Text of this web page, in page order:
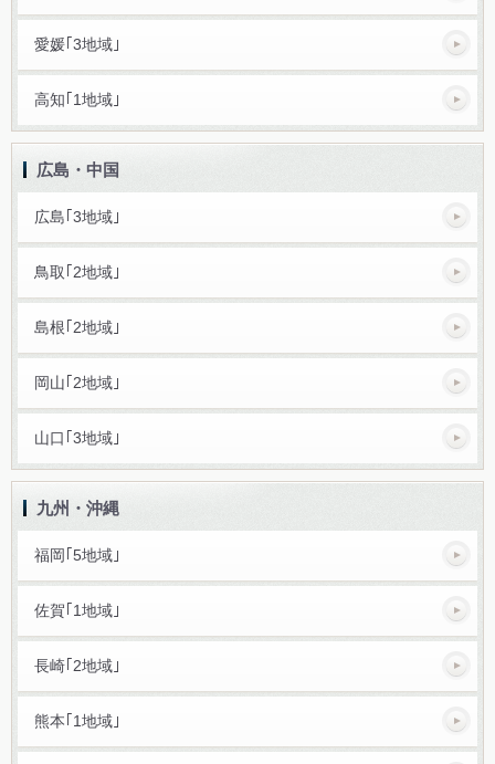
愛媛｢3地域｣
高知｢1地域｣
広島・中国
広島｢3地域｣
鳥取｢2地域｣
島根｢2地域｣
岡山｢2地域｣
山口｢3地域｣
九州・沖縄
福岡｢5地域｣
佐賀｢1地域｣
長崎｢2地域｣
熊本｢1地域｣